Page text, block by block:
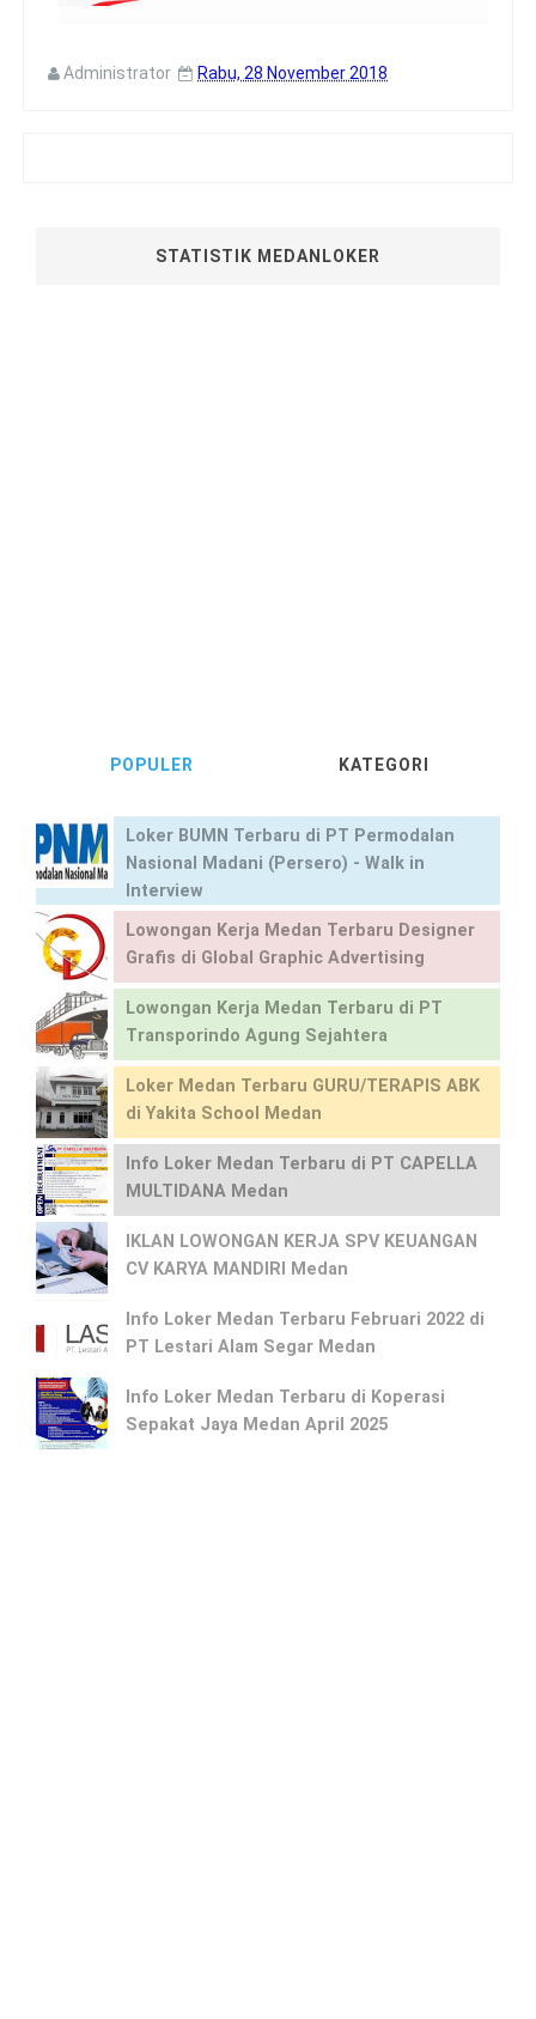
Administrator Rabu, 28 November 2018
STATISTIK MEDANLOKER
POPULER KATEGORI
Loker BUMN Terbaru di PT Permodalan
Nasional Madani (Persero) - Walk in
Interview
Lowongan Kerja Medan Terbaru Designer
Grafis di Global Graphic Advertising
Lowongan Kerja Medan Terbaru di PT
Transporindo Agung Sejahtera
Loker Medan Terbaru GURU/TERAPIS ABK
di Yakita School Medan
Info Loker Medan Terbaru di PT CAPELLA
MULTIDANA Medan
IKLAN LOWONGAN KERJA SPV KEUANGAN
CV KARYA MANDIRI Medan
Info Loker Medan Terbaru Februari 2022 di
PT Lestari Alam Segar Medan
Info Loker Medan Terbaru di Koperasi
Sepakat Jaya Medan April 2025